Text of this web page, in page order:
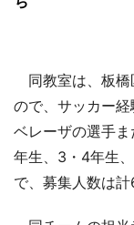
同教室は、板橋
ので、サッカー経
ベレーザの選手
年生、3・4年生
で、募集人数は計